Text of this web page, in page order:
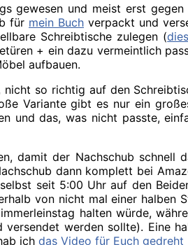
gewesen und meist erst
für mein Buch verpackt und
Schreibtische zulegen (
+ ein dazu vermeintlich
aufbauen.
so richtig auf den
Variante gibt es nur ein
und das, was nicht passte,
damit der Nachschub schnell
dann komplett bei
seit 5:00 Uhr auf den
von nicht mal einer halben
halten würde,
werden sollte). Eine
ich das Video für Euch gedreht